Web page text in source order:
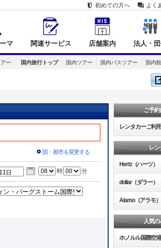
初めての方へ よく
マ 関連サービス 店舗案内 法人・
ー 国内旅行トップ 国内ツアー 国内バスツアー 国内
国・都市を変更する
時 分
ご予約
レンタカーご利
レ
Hertz（ハーツ）
dollar（ダラー）
Alamo（アラモ）
人気の
ホノルル国際空